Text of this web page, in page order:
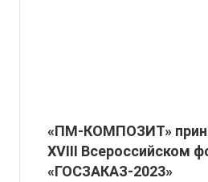
«ПМ-КОМПОЗИТ»
XVIII Всероссийском
«ГОСЗАКАЗ-2023»